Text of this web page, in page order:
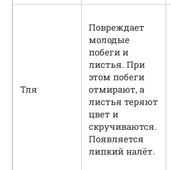
Тля
Повреждает
молодые
побеги и
листья. При
этом побеги
отмирают, а
листья теряют
цвет и
скручиваются.
Появляется
липкий налёт.